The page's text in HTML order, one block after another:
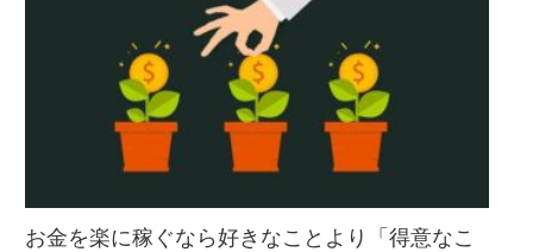
お金を楽に稼ぐなら好きなことより「得意なこ